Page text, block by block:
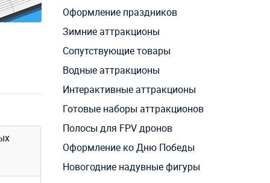
Оформление праздников
Зимние аттракционы
Сопутствующие товары
Водные аттракционы
Интерактивные аттракционы
Готовые наборы аттракционов
Полосы для FPV дронов
Оформление ко Дню Победы
Новогодние надувные фигуры